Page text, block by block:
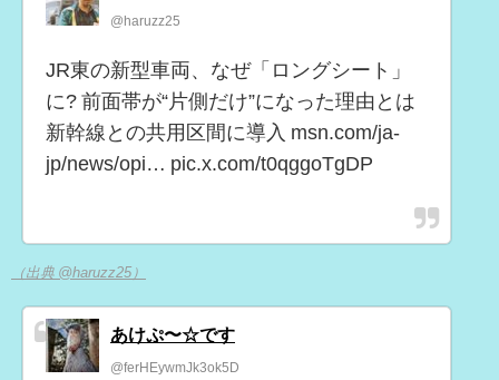
@haruzz25
JR東の新型車両、なぜ「ロングシート」
に? 前面帯が“片側だけ”になった理由とは
新幹線との共用区間に導入 msn.com/ja-
jp/news/opi… pic.x.com/t0qggoTgDP
（出典 @haruzz25）
あけぷ〜☆です
@ferHEywmJk3ok5D